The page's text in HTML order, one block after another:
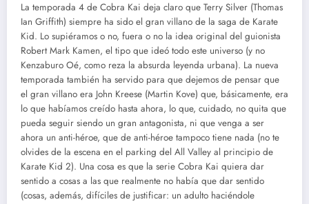
La temporada 4 de Cobra Kai deja claro que Terry Silver (Thomas
Ian Griffith) siempre ha sido el gran villano de la saga de Karate
Kid. Lo supiéramos o no, fuera o no la idea original del guionista
Robert Mark Kamen, el tipo que ideó todo este universo (y no
Kenzaburo Oé, como reza la absurda leyenda urbana). La nueva
temporada también ha servido para que dejemos de pensar que
el gran villano era John Kreese (Martin Kove) que, básicamente, era
lo que habíamos creído hasta ahora, lo que, cuidado, no quita que
pueda seguir siendo un gran antagonista, ni que venga a ser
ahora un anti-héroe, que de anti-héroe tampoco tiene nada (no te
olvides de la escena en el parking del All Valley al principio de
Karate Kid 2). Una cosa es que la serie Cobra Kai quiera dar
sentido a cosas a las que realmente no había que dar sentido
(cosas, además, difíciles de justificar: un adulto haciéndole